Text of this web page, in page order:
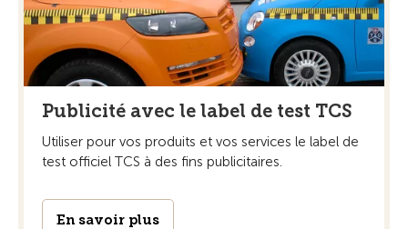
Publicité avec le label de test TCS
Utiliser pour vos produits et vos services le label de
test officiel TCS à des fins publicitaires.
En savoir plus